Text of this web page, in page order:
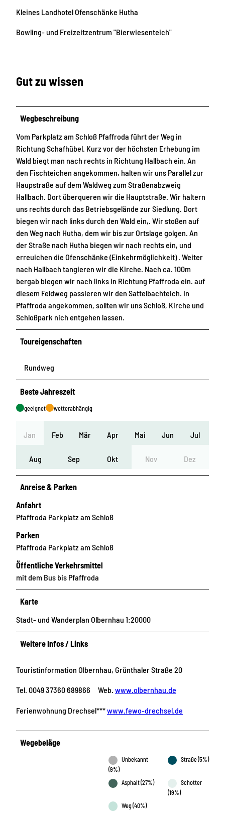
Kleines Landhotel Ofenschänke Hutha
Bowling- und Freizeitzentrum "Bierwiesenteich"
Gut zu wissen
Wegbeschreibung
Vom Parkplatz am Schloß Pfaffroda führt der Weg in
Richtung Schafhübel. Kurz vor der höchsten Erhebung im
Wald biegt man nach rechts in Richtung Hallbach ein. An
den Fischteichen angekommen, halten wir uns Parallel zur
Haupstraße auf dem Waldweg zum Straßenabzweig
Hallbach. Dort überqueren wir die Hauptstraße. Wir haltern
uns rechts durch das Betriebsgelände zur Siedlung. Dort
biegen wir nach links durch den Wald ein,. Wir stoßen auf
den Weg nach Hutha, dem wir bis zur Ortslage golgen. An
der Straße nach Hutha biegen wir nach rechts ein, und
erreuichen die Ofenschänke (Einkehrmöglichkeit) . Weiter
nach Hallbach tangieren wir die Kirche. Nach ca. 100m
bergab biegen wir nach links in Richtung Pfaffroda ein. auf
diesem Feldweg passieren wir den Sattelbachteich. In
Pfaffroda angekommen, sollten wir uns Schloß, Kirche und
Schloßpark nich entgehen lassen.
Toureigenschaften
Rundweg
Beste Jahreszeit
geeignet wetterabhängig
Jan Feb Mär Apr Mai Jun Jul
Aug Sep Okt Nov Dez
Anreise & Parken
Anfahrt
Pfaffroda Parkplatz am Schloß
Parken
Pfaffroda Parkplatz am Schloß
Öffentliche Verkehrsmittel
mit dem Bus bis Pfaffroda
Karte
Stadt- und Wanderplan Olbernhau 1:20000
Weitere Infos / Links
Touristinformation Olbernhau, Grünthaler Straße 20
Tel. 0049 37360 689866 Web. www.olbernhau.de
Ferienwohnung Drechsel***www.fewo-drechsel.de
Wegebeläge
Unbekannt
(9%)
Straße (5%)
Asphalt (27%)
Schotter
(19%)
Weg (40%)